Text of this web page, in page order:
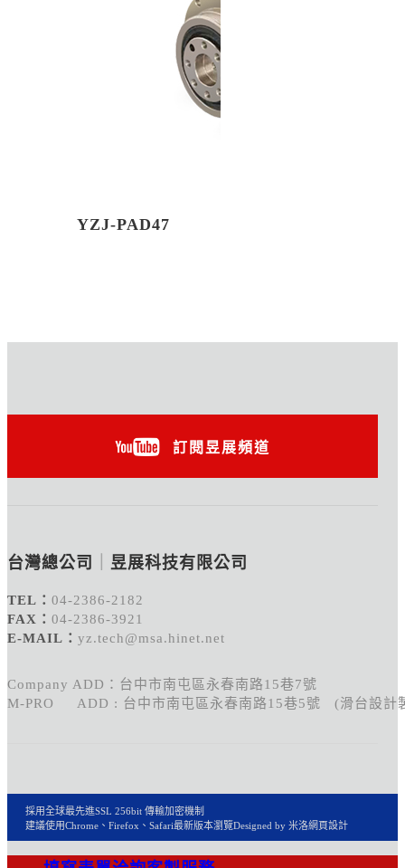
YZJ-PAD47
訂閱昱展頻道
台灣總公司 昱展科技有限公司
TEL： 04-2386-2182
FAX： 04-2386-3921
E-MAIL： yz.tech@msa.hinet.net
Company ADD：台中市南屯區永春南路15巷7號
M-PRO ADD : 台中市南屯區永春南路15巷5號 (滑台設計
採用全球最先進SSL 256bit 傳輸加密機制
建議使用Chrome、Firefox、Safari最新版本瀏覽Designed by 米洛網頁設計